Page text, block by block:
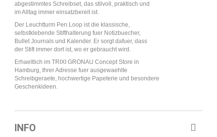
abgestimmtes Schreibset, das stilvoll, praktisch und
im Alltag immer einsatzbereit ist.
Der Leuchtturm Pen Loop ist die klassische,
selbstklebende Stifthalterung fuer Notizbuecher,
Bullet Journals und Kalender. Er sorgt dafuer, dass
der Stift immer dort ist, wo er gebraucht wird.
Erhaeltlich im TRIXI GRONAU Concept Store in
Hamburg, Ihrer Adresse fuer ausgewaehlte
Schreibgeraete, hochwertige Papeterie und besondere
Geschenkideen.
INFO